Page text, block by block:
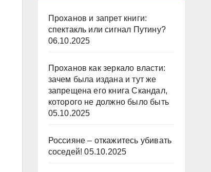
Проханов и запрет книги:
спектакль или сигнал Путину?
06.10.2025
Проханов как зеркало власти:
зачем была издана и тут же
запрещена его книга Скандал,
которого не должно было быть
05.10.2025
Россияне – откажитесь убивать
соседей! 05.10.2025